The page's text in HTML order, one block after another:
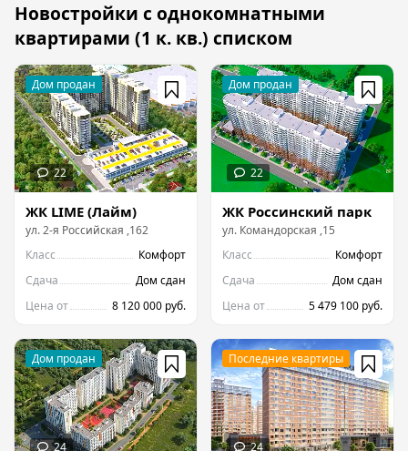
Новостройки с однокомнатными
квартирами (1 к. кв.) списком
ЖК LIME (Лайм)
ул.2-я Российская ,162
Класс
Комфорт
Сдача
Дом сдан
Цена от
8 120 000 руб.
ЖК Россинский парк
ул. Командорская ,15
Класс
Комфорт
Сдача
Дом сдан
Цена от
5 479 100 руб.